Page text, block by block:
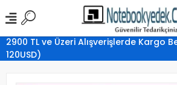
2900 TL ve Üzeri Alışverişlerde Kargo
120USD)